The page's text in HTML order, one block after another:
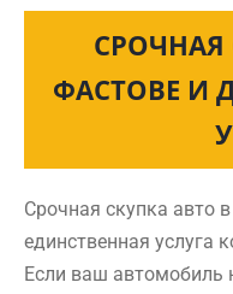
СРОЧНАЯ
ФАСТОВЕ И
Срочная скупка авто
единственная услуга
Если ваш автомобиль